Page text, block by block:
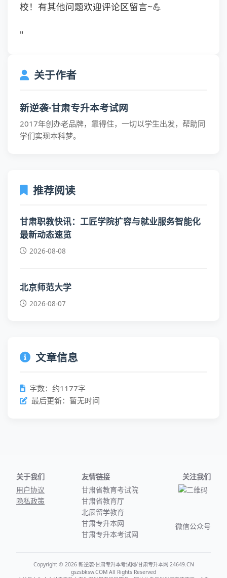
校！有其他问题欢迎评论区留言~💪
"
关于作者
新逆袭·甘肃专升本考试网
2017年创办老品牌，靠得住，一切以学生出发，帮助同
学们实现本科梦。
推荐阅读
甘肃职教快讯：工匠学院扩容与就业服务智能化
最新动态速览
2026-08-08
北京师范大学
2026-08-07
文章信息
字数：约1177字
最后更新：暂无时间
关于我们
用户协议
隐私政策
友情链接
甘肃省教育考试院
甘肃省教育厅
北辰留学教育
甘肃专升本网
甘肃专升本考试网
关注我们
微信公众号
Copyright © 2026 新逆袭·甘肃专升本考试网/甘肃专升本网 24649.CN
gszsbksw.COM All Rights Reserved